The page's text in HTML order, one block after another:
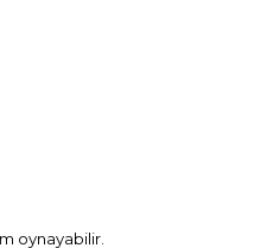
oynayabilir.